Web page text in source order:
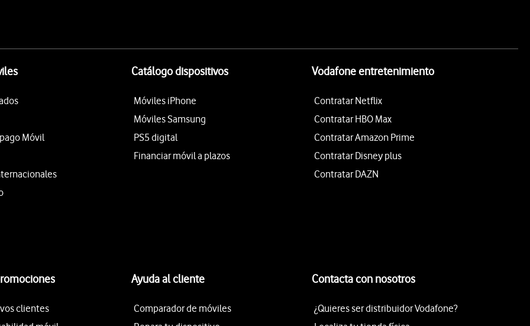
Móvil
Catálogo dispositivos
Móviles iPhone
Móviles Samsung
PS5 digital
Financiar móvil a plazos
Vodafone entretenimiento
Contratar Netflix
Contratar HBO Max
Contratar Amazon Prime
Contratar Disney plus
Contratar DAZN
clientes
Ayuda al cliente
Comparador de móviles
Contacta con nosotros
¿Quieres ser distribuidor Vodafone?